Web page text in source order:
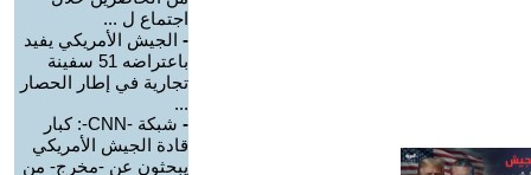
اجتماع ل ...
- الجيش الأمريكي يفيد
باعتراضه 51 سفينة
تجارية في إطار الحصار
...
-
شبكة -CNN-: كبار
قادة الجيش الأمريكي
يبحثون عن -مخرج- من